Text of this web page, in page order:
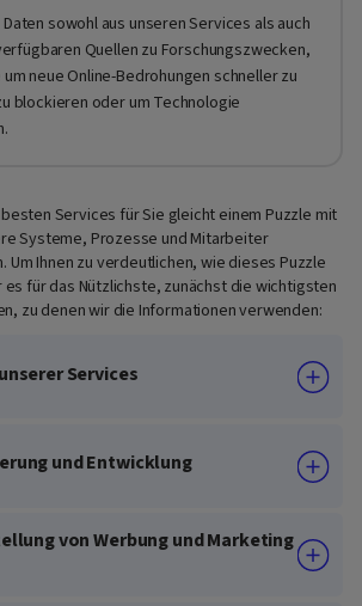
sowohl aus unseren Services als auch
Quellen zu Forschungszwecken,
neue Online-Bedrohungen schneller zu
blockieren oder um Technologie
Services für Sie gleicht einem Puzzle mit
Systeme, Prozesse und Mitarbeiter
Um Ihnen zu verdeutlichen, wie dieses Puzzle
für das Nützlichste, zunächst die wichtigsten
zu denen wir die Informationen verwenden:
Services
und Entwicklung
von Werbung und Marketing